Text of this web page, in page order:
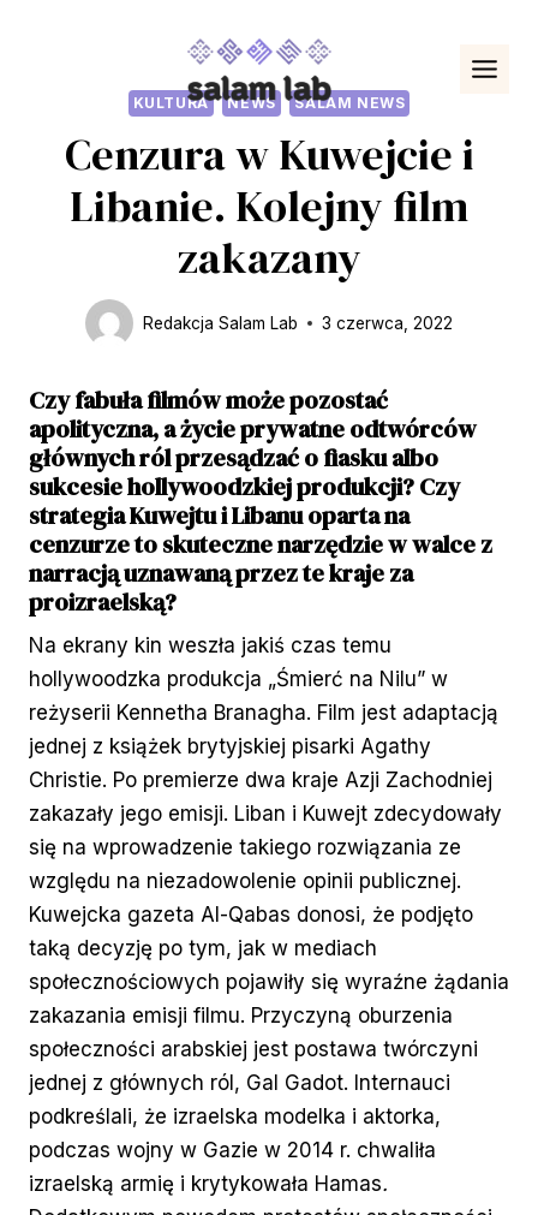
KULTURA NEWS SALAM NEWS
Cenzura w Kuwejcie i
Libanie. Kolejny film
zakazany
Redakcja Salam Lab 3 czerwca, 2022
Czy fabuła filmów może pozostać
apolityczna, a życie prywatne odtwórców
głównych ról przesądzać o fiasku albo
sukcesie hollywoodzkiej produkcji? Czy
strategia Kuwejtu i Libanu oparta na
cenzurze to skuteczne narzędzie w walce z
narracją uznawaną przez te kraje za
proizraelską?
Na ekrany kin weszła jakiś czas temu
hollywoodzka produkcja „Śmierć na Nilu” w
reżyserii Kennetha Branagha. Film jest adaptacją
jednej z książek brytyjskiej pisarki Agathy
Christie. Po premierze dwa kraje Azji Zachodniej
zakazały jego emisji. Liban i Kuwejt zdecydowały
się na wprowadzenie takiego rozwiązania ze
względu na niezadowolenie opinii publicznej.
Kuwejcka gazeta Al-Qabas donosi, że podjęto
taką decyzję po tym, jak w mediach
społecznościowych pojawiły się wyraźne żądania
zakazania emisji filmu. Przyczyną oburzenia
społeczności arabskiej jest postawa twórczyni
jednej z głównych ról, Gal Gadot. Internauci
podkreślali, że izraelska modelka i aktorka,
podczas wojny w Gazie w 2014 r. chwaliła
izraelską armię i krytykowała Hamas.